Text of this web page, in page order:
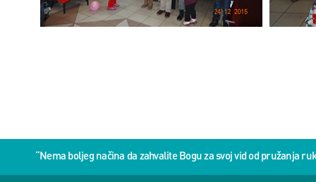
“Nema boljeg načina da zahvalite Bogu za svoj vid od pružanja